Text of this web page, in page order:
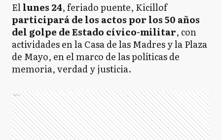
Ellunes 24, feriado puente, Kicillof
participará de los actos por los 50 años
del golpe de Estado cívico-militar, con
actividades en la Casa de las Madres y la Plaza
de Mayo, en el marco de las políticas de
memoria, verdad y justicia.
Ads